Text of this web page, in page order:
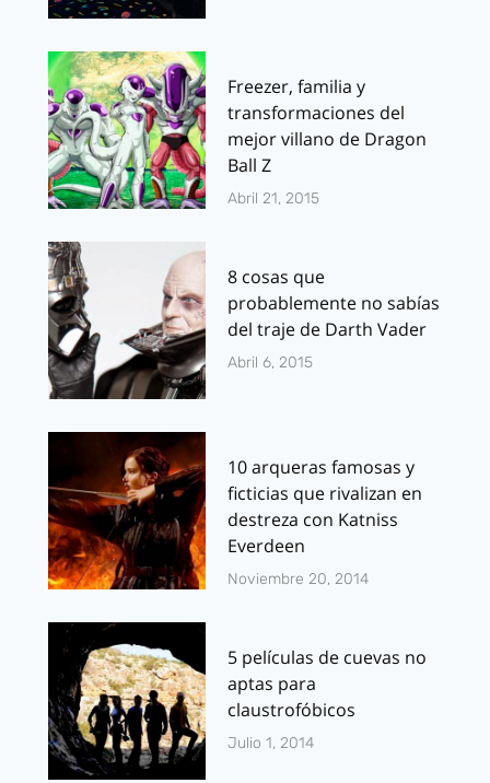
Freezer, familia y
transformaciones del
mejor villano de Dragon
Ball Z
Abril 21, 2015
8 cosas que
probablemente no sabías
del traje de Darth Vader
Abril 6, 2015
10 arqueras famosas y
ficticias que rivalizan en
destreza con Katniss
Everdeen
Noviembre 20, 2014
5 películas de cuevas no
aptas para
claustrofóbicos
Julio 1, 2014